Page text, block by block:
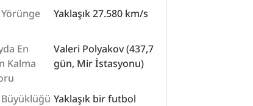
Yaklaşık 27.580 km/s
En
Kalma
Valeri Polyakov (437,7
gün, Mir İstasyonu)
Yaklaşık bir futbol